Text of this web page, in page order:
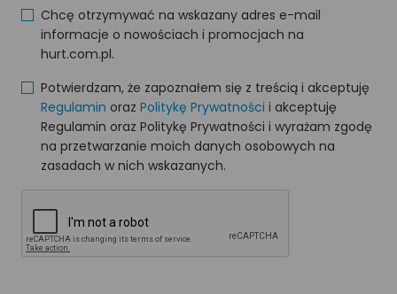
Chcę otrzymywać na wskazany adres e-mail
informacje o nowościach i promocjach na
hurt.com.pl.
Potwierdzam, że zapoznałem się z treścią i akceptuję
Regulamin oraz Politykę Prywatności i akceptuję
Regulamin oraz Politykę Prywatności i wyrażam zgodę
na przetwarzanie moich danych osobowych na
zasadach w nich wskazanych.